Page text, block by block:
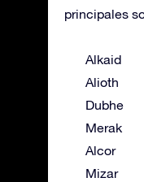
principales
Alkaid
Alioth
Dubhe
Merak
Alcor
Mizar